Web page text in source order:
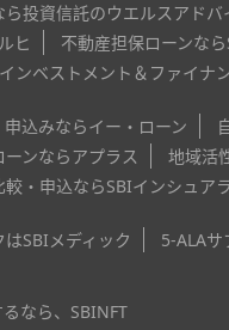
投資信託のウエルスアドバ
ヒ
不動産担保ローンな
ンベストメント＆ファイナ
込みならイー・ローン
ンならアプラス
地域活
・申込ならSBIインシュア
SBIメディック 5-ALA
なら、SBINFT